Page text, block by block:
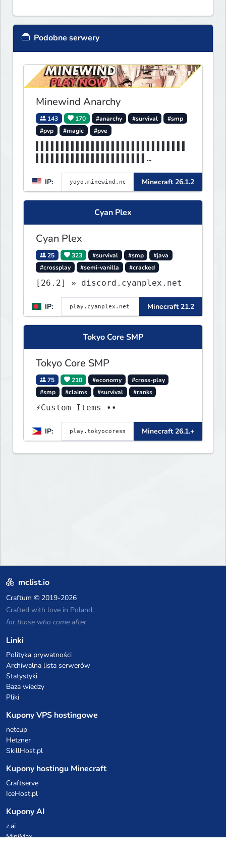
Podobne serwery
Minewind Anarchy
143 170 #anarchy #survival
#smp
#pvp
#magic #pve
▌▌▌▌▌▌▌▌▌▌▌▌▌▌▌▌▌▌▌▌▌▌
IP: Minecraft 26.1.2
Cyan Plex
Cyan Plex
25 323 #survival #smp
#java
#crossplay
#semi-vanilla #cracked
[26.2] » discord.cyanplex.net
IP: Minecraft 21.2
Tokyo Core SMP
Tokyo Core SMP
75 210 #economy
#cross-play
#smp
#claims #survival #ranks
⚡Custom Items ••
IP: Minecraft 26.1.+
mclist.io
Craftum © 2019-2026
Crafted with love in Poland,
for those who come after
Linki
Polityka prywatności
Archiwalna lista serwerów
Statystyki
Baza wiedzy
Pliki
Kupony VPS hostingowe
netcup
Hetzner
SkillHost.pl
Kupony hostingu Minecraft
Craftserve
IceHost.pl
Kupony AI
z.ai
MiniMax